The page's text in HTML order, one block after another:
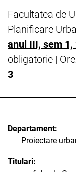
Facultatea de
Planificare
anul III, sem 1,
obligatorie |
3
Departament:
Proiectare
Titulari: